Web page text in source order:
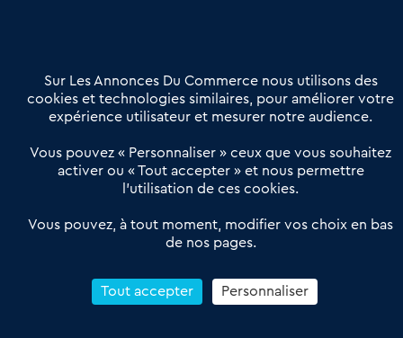
Offres Pro
Actualités
Qui sommes nous ?
Derniers articles
Réseau 3C : un partenaire national dédié aux transactions
Petitscommerces : Un partenariat au service du commerce de
proximité et des territoires
Reprendre un Restaurant Rapide
Sur Les Annonces Du Commerce nous utilisons des
cookies et technologies similaires, pour améliorer votre
expérience utilisateur et mesurer notre audience.
Vous pouvez « Personnaliser » ceux que vous souhaitez
activer ou « Tout accepter » et nous permettre
l’utilisation de ces cookies.
Vous pouvez, à tout moment, modifier vos choix en bas
de nos pages.
Tout accepter Personnaliser